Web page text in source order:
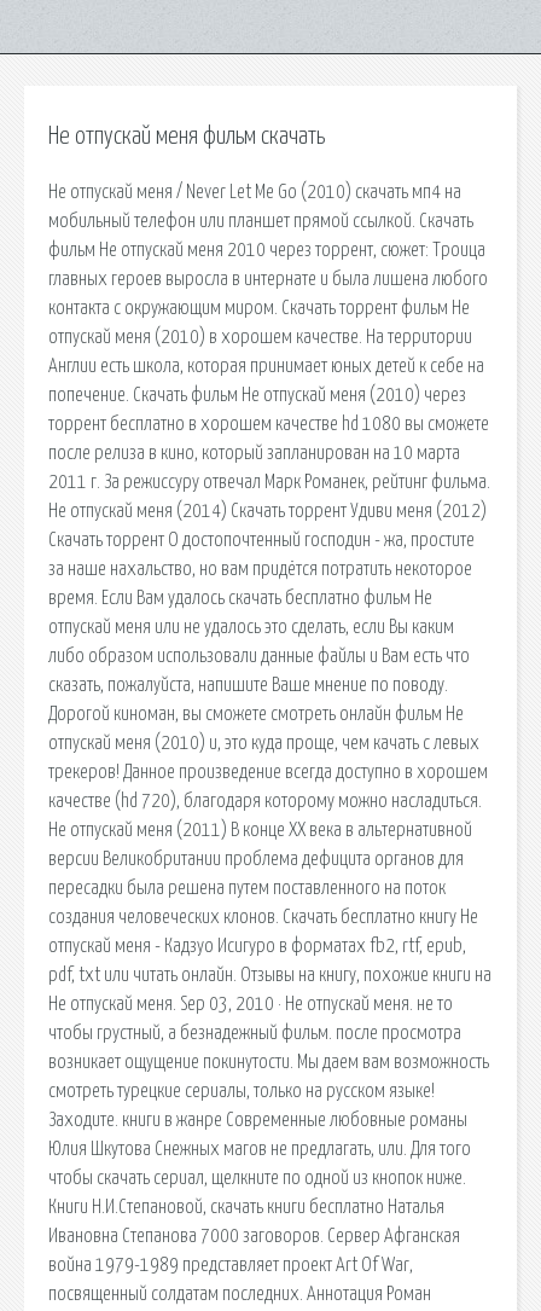
Не отпускай меня фильм скачать
Не отпускай меня / Never Let Me Go (2010) скачать мп4 на
мобильный телефон или планшет прямой ссылкой. Скачать
фильм Не отпускай меня 2010 через торрент, сюжет: Троица
главных героев выросла в интернате и была лишена любого
контакта с окружающим миром. Скачать торрент фильм Не
отпускай меня (2010) в хорошем качестве. На территории
Англии есть школа, которая принимает юных детей к себе на
попечение. Скачать фильм Не отпускай меня (2010) через
торрент бесплатно в хорошем качестве hd 1080 вы сможете
после релиза в кино, который запланирован на 10 марта
2011 г. За режиссуру отвечал Марк Романек, рейтинг фильма.
Не отпускай меня (2014) Скачать торрент Удиви меня (2012)
Скачать торрент О достопочтенный господин - жа, простите
за наше нахальство, но вам придётся потратить некоторое
время. Если Вам удалось скачать бесплатно фильм Не
отпускай меня или не удалось это сделать, если Вы каким
либо образом использовали данные файлы и Вам есть что
сказать, пожалуйста, напишите Ваше мнение по поводу.
Дорогой киноман, вы сможете смотреть онлайн фильм Не
отпускай меня (2010) и, это куда проще, чем качать с левых
трекеров! Данное произведение всегда доступно в хорошем
качестве (hd 720), благодаря которому можно насладиться.
Не отпускай меня (2011) В конце XX века в альтернативной
версии Великобритании проблема дефицита органов для
пересадки была решена путем поставленного на поток
создания человеческих клонов. Скачать бесплатно книгу Не
отпускай меня - Кадзуо Исигуро в форматах fb2, rtf, epub,
pdf, txt или читать онлайн. Отзывы на книгу, похожие книги на
Не отпускай меня. Sep 03, 2010 · Не отпускай меня. не то
чтобы грустный, а безнадежный фильм. после просмотра
возникает ощущение покинутости. Мы даем вам возможность
смотреть турецкие сериалы, только на русском языке!
Заходите. книги в жанре Современные любовные романы
Юлия Шкутова Снежных магов не предлагать, или. Для того
чтобы скачать сериал, щелкните по одной из кнопок ниже.
Книги Н.И.Степановой, скачать книги бесплатно Наталья
Ивановна Степанова 7000 заговоров. Сервер Афганская
война 1979-1989 представляет проект Art Of War,
посвященный солдатам последних. Аннотация Роман